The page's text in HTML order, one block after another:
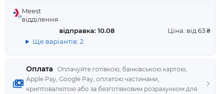
Оплата Оплачуйте готівкою, банківською картою,
Apple Pay, Google Pay, оплатою частинами,
криптовалютою або за безготівковим розрахунком для
Meest
відділення
відправка: 10.08
Ціна: від 63 ₴
Ще варіантів: 2